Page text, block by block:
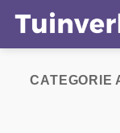
inhoud
CATEGORIE